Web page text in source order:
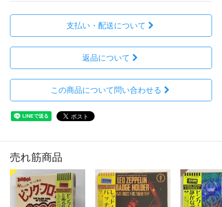
支払い・配送について
返品について
この商品について問い合わせる
売れ筋商品